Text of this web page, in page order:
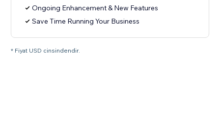
Ongoing Enhancement & New Features
Save Time Running Your Business
* Fiyat USD cinsindendir.